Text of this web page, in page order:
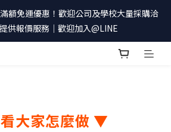
額免運優惠！歡迎公司及學校大量採購洽
供報價服務｜歡迎加入@LINE
大家怎麼做 ▼